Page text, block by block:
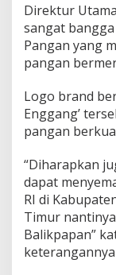
Direktur
sangat
Pangan yang
pangan
Logo brand
Enggang’
pangan
“Diharapkan
dapat
RI di
Timur
Balikpapan”